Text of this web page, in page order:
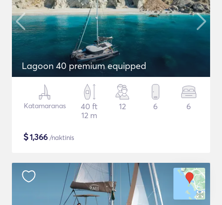
Lagoon 40 premium equipped
Katamaranas
40 ft
12 m
12 6 6
$1,366 /naktinis